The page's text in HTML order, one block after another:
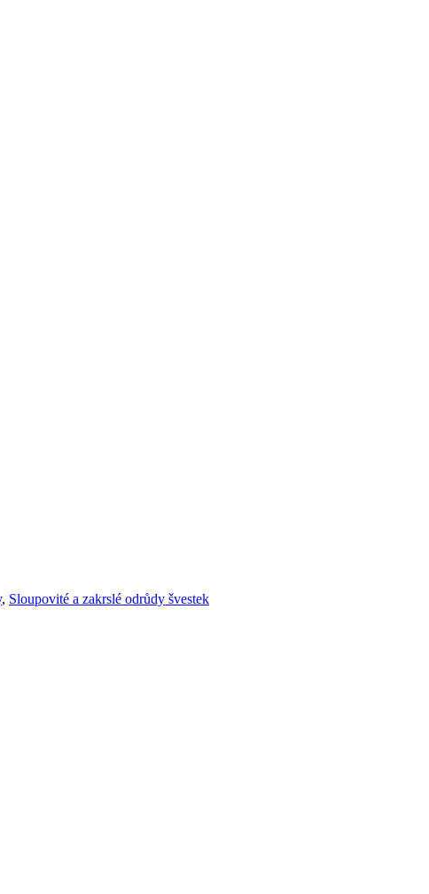
, Sloupovité a zakrslé odrůdy švestek